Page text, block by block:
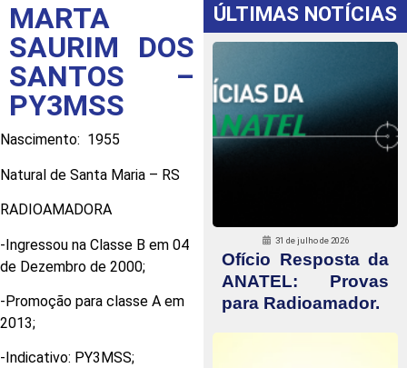
MARTA
SAURIM DOS
SANTOS –
PY3MSS
Nascimento: 1955
Natural de Santa Maria – RS
RADIOAMADORA
-Ingressou na Classe B em 04
de Dezembro de 2000;
-Promoção para classe A em
2013;
-Indicativo: PY3MSS;
ÚLTIMAS NOTÍCIAS
31 de julho de 2026
Ofício Resposta da
ANATEL: Provas
para Radioamador.